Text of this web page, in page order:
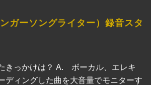
ガーソングライター）録音スタ
きっかけは？ A. ボーカル、エレキ
ディングした曲を大音量でモニターす